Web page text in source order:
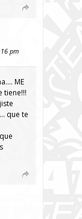
pm
ME
tiene!!!
que te